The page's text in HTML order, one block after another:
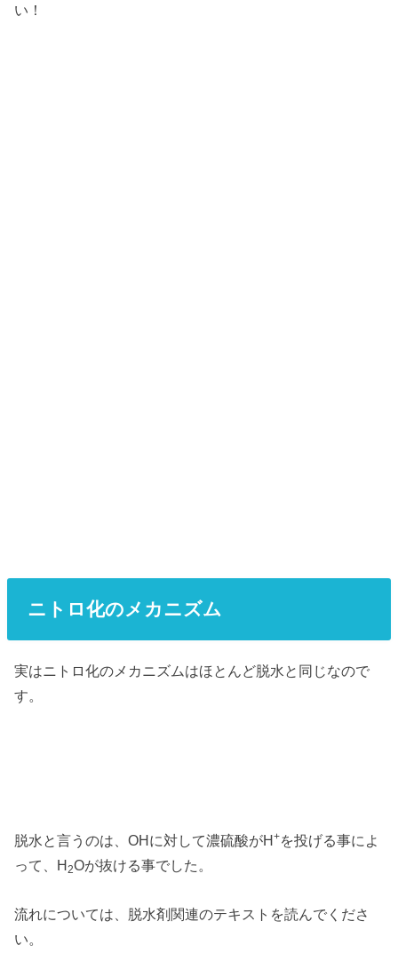
い！
ニトロ化のメカニズム
実はニトロ化のメカニズムはほとんど脱水と同じなので
す。
脱水と言うのは、OHに対して濃硫酸がH+を投げる事によ
って、H2Oが抜ける事でした。
流れについては、脱水剤関連のテキストを読んでくださ
い。